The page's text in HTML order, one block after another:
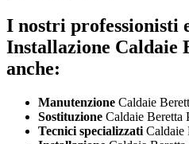
I nostri professionisti
Installazione Caldaie
anche:
Manutenzione Caldaie
Sostituzione Caldaie Beretta
Tecnici specializzati Caldaie